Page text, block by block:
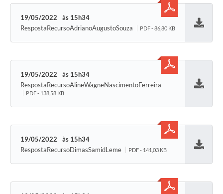
19/05/2022
15h34
RespostaRecursoAdrianoAugustoSouza
PDF - 86,80 KB
19/05/2022
15h34
RespostaRecursoAlineWagneNascimentoFerreira
PDF - 138,58 KB
19/05/2022
15h34
RespostaRecursoDimasSamidLeme
PDF - 141,03 KB